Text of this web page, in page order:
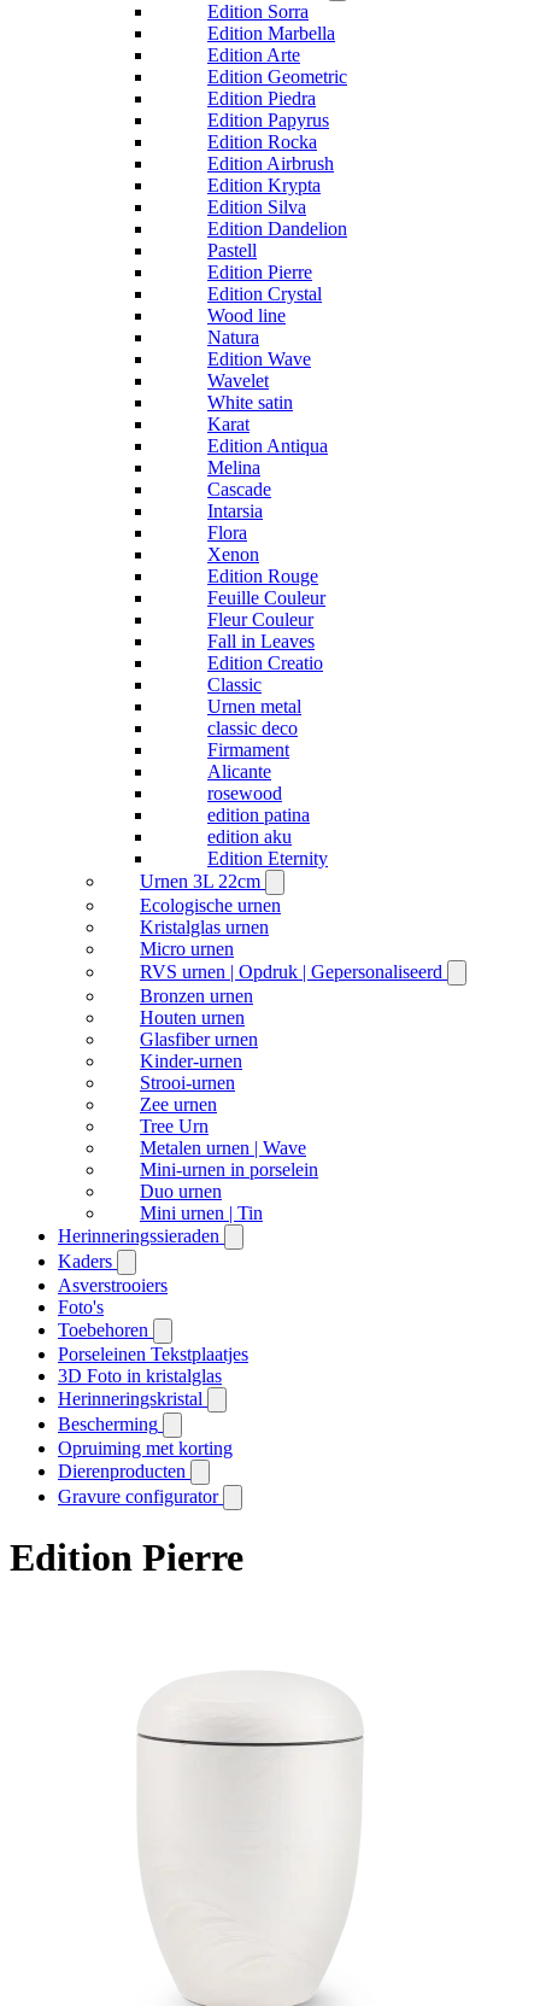
Edition Sorra
Edition Marbella
Edition Arte
Edition Geometric
Edition Piedra
Edition Papyrus
Edition Rocka
Edition Airbrush
Edition Krypta
Edition Silva
Edition Dandelion
Pastell
Edition Pierre
Edition Crystal
Wood line
Natura
Edition Wave
Wavelet
White satin
Karat
Edition Antiqua
Melina
Cascade
Intarsia
Flora
Xenon
Edition Rouge
Feuille Couleur
Fleur Couleur
Fall in Leaves
Edition Creatio
Classic
Urnen metal
classic deco
Firmament
Alicante
rosewood
edition patina
edition aku
Edition Eternity
Urnen 3L 22cm
Ecologische urnen
Kristalglas urnen
Micro urnen
RVS urnen | Opdruk | Gepersonaliseerd
Bronzen urnen
Houten urnen
Glasfiber urnen
Kinder-urnen
Strooi-urnen
Zee urnen
Tree Urn
Metalen urnen | Wave
Mini-urnen in porselein
Duo urnen
Mini urnen | Tin
Herinneringssieraden
Kaders
Asverstrooiers
Foto's
Toebehoren
Porseleinen Tekstplaatjes
3D Foto in kristalglas
Herinneringskristal
Bescherming
Opruiming met korting
Dierenproducten
Gravure configurator
Edition Pierre